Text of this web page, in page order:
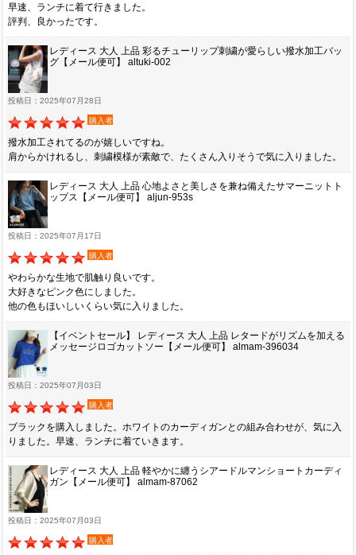
早速、ランチに着て行きました。
評判、良かったです。
レディース 大人 上品 彩るチューリップ刺繍が愛らしい撥水加工バッ
グ【メール便可】 altuki-002
投稿日：2025年07月28日
購入者
撥水加工されてるのが嬉しいですね。
肩からかけれるし、刺繍模様が素敵で、たくさん入りそうで気に入りました。
レディース 大人 上品 心地よさと美しさを兼ね備えたサマーニットト
ップス【メール便可】 aljun-953s
投稿日：2025年07月17日
購入者
やわらかな生地で肌触り良いです。
大好きなピンク色にしました。
他の色もほいしいくらい気に入りました。
【イベントセール】 レディース 大人 上品 レタードがリズムを加える
メッセージロゴカットソー【メール便可】 almam-396034
投稿日：2025年07月03日
購入者
ブラックを購入しました。ホワイトのカーディガンとの組み合わせが、気に入
りました。早速、ランチに着ていきます。
レディース 大人 上品 軽やかに纏うシアードルマンショートカーディ
ガン【メール便可】 almam-87062
投稿日：2025年07月03日
購入者